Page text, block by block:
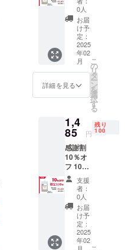
ウエア専用
の国産自然
派洗剤「ム
クロジ ミラ
クルウォッ
の自社ブラ
発売。ヘル
シーなライ
フスタイル
を志向する
皆様に、
オーガニッ
ク、ナチュ
ラル、サス
テナブルな
商品を提案
して参りま
入（洗
濯20回
分に相
当） 税
込・送
料込
0人
お届
け予
定：
2025
年02
月
詳細を見る
こ
の
リ
タ
ー
ン
を
選
択
す
る
1,4
85 円
残り
100
感謝割
10％オ
フ 100
個限
定！
500ml
入（洗
濯20回
分に相
当） 税
込・送
支援
者：
0人
お届
け予
定：
2025
年02